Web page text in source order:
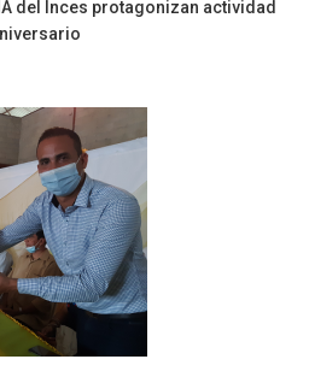
del Inces protagonizan actividad